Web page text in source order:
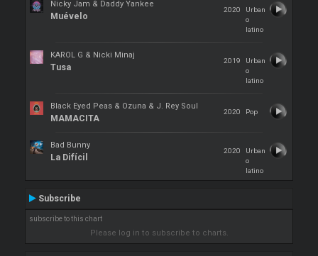
Nicky Jam & Daddy Yankee
Muévelo
2020
Urban
o
latino
KAROL G & Nicki Minaj
Tusa
2019
Urban
o
latino
Black Eyed Peas & Ozuna & J. Rey Soul
MAMACITA
2020 Pop
Bad Bunny
La Difícil
2020
Urban
o
latino
Subscribe
subscribe to this chart
Please log in to subscribe to charts.